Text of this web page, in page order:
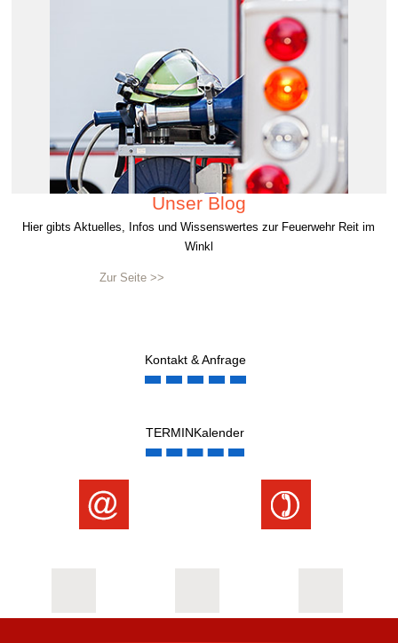
Unser Blog
Hier gibts Aktuelles, Infos und Wissenswertes zur Feuerwehr Reit im
Winkl
Zur Seite >>
Kontakt & Anfrage
TERMINKalender